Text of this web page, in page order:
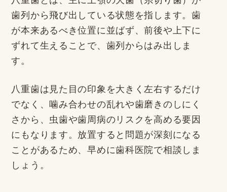
歯列から飛び出している状態を指します。歯
が本来あるべき位置に並ばず、前後や上下に
ずれて生えることで、歯列からはみ出しま
す。
八重歯は見た目の印象を大きく左右するだけ
でなく、噛み合わせの乱れや歯磨きのしにく
さから、虫歯や歯周病のリスクを高める要因
にもなります。放置すると問題が深刻になる
ことがあるため、早めに歯科医院で相談しま
しょう。